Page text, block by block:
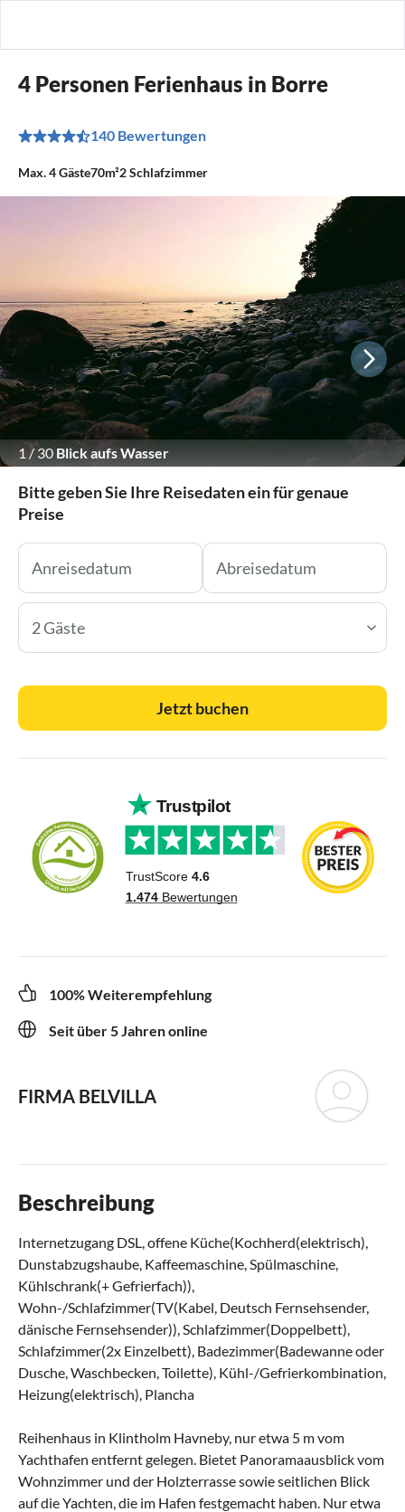
4 Personen Ferienhaus in Borre
140 Bewertungen
Max.4Gäste70m²2Schlafzimmer
1 / 30 Blick aufs Wasser
Bitte geben Sie Ihre Reisedaten ein für genaue
Preise
2 Gäste
Jetzt buchen
100% Weiterempfehlung
Seit über 5 Jahren online
FIRMA BELVILLA
Beschreibung
Internetzugang DSL, offene Küche(Kochherd(elektrisch),
Dunstabzugshaube, Kaffeemaschine, Spülmaschine,
Kühlschrank(+ Gefrierfach)),
Wohn-/Schlafzimmer(TV(Kabel, Deutsch Fernsehsender,
dänische Fernsehsender)), Schlafzimmer(Doppelbett),
Schlafzimmer(2x Einzelbett), Badezimmer(Badewanne oder
Dusche, Waschbecken, Toilette), Kühl-/Gefrierkombination,
Heizung(elektrisch), Plancha
Reihenhaus in Klintholm Havneby, nur etwa 5 m vom
Yachthafen entfernt gelegen. Bietet Panoramaausblick vom
Wohnzimmer und der Holzterrasse sowie seitlichen Blick
auf die Yachten, die im Hafen festgemacht haben. Nur etwa